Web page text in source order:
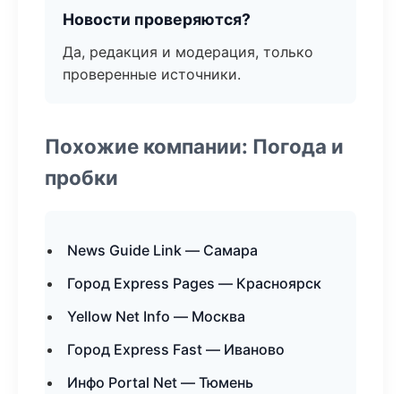
Новости проверяются?
Да, редакция и модерация, только
проверенные источники.
Похожие компании: Погода и
пробки
News Guide Link — Самара
Город Express Pages — Красноярск
Yellow Net Info — Москва
Город Express Fast — Иваново
Инфо Portal Net — Тюмень